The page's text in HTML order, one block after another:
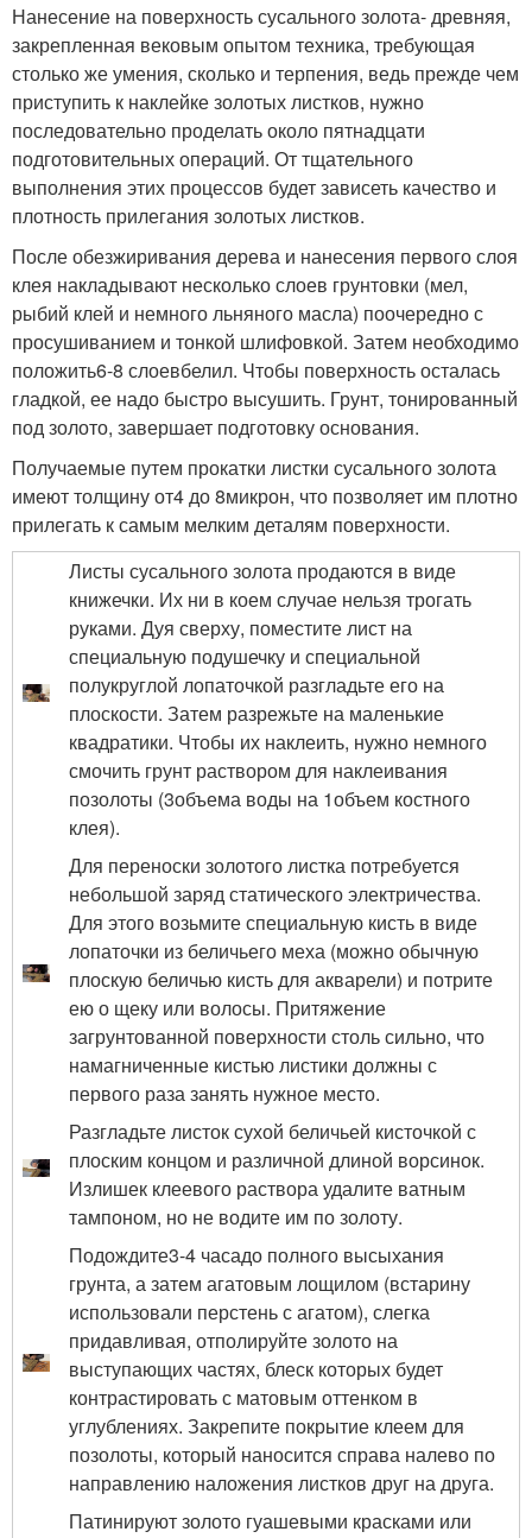
Нанесение на поверхность сусального золота- древняя,
закрепленная вековым опытом техника, требующая
столько же умения, сколько и терпения, ведь прежде чем
приступить к наклейке золотых листков, нужно
последовательно проделать около пятнадцати
подготовительных операций. От тщательного
выполнения этих процессов будет зависеть качество и
плотность прилегания золотых листков.
После обезжиривания дерева и нанесения первого слоя
клея накладывают несколько слоев грунтовки (мел,
рыбий клей и немного льняного масла) поочередно с
просушиванием и тонкой шлифовкой. Затем необходимо
положить6-8 слоевбелил. Чтобы поверхность осталась
гладкой, ее надо быстро высушить. Грунт, тонированный
под золото, завершает подготовку основания.
Получаемые путем прокатки листки сусального золота
имеют толщину от4 до 8микрон, что позволяет им плотно
прилегать к самым мелким деталям поверхности.
Листы сусального золота продаются в виде
книжечки. Их ни в коем случае нельзя трогать
руками. Дуя сверху, поместите лист на
специальную подушечку и специальной
полукруглой лопаточкой разгладьте его на
плоскости. Затем разрежьте на маленькие
квадратики. Чтобы их наклеить, нужно немного
смочить грунт раствором для наклеивания
позолоты (3объема воды на 1объем костного
клея).
Для переноски золотого листка потребуется
небольшой заряд статического электричества.
Для этого возьмите специальную кисть в виде
лопаточки из беличьего меха (можно обычную
плоскую беличью кисть для акварели) и потрите
ею о щеку или волосы. Притяжение
загрунтованной поверхности столь сильно, что
намагниченные кистью листики должны с
первого раза занять нужное место.
Разгладьте листок сухой беличьей кисточкой с
плоским концом и различной длиной ворсинок.
Излишек клеевого раствора удалите ватным
тампоном, но не водите им по золоту.
Подождите3-4 часадо полного высыхания
грунта, а затем агатовым лощилом (встарину
использовали перстень с агатом), слегка
придавливая, отполируйте золото на
выступающих частях, блеск которых будет
контрастировать с матовым оттенком в
углублениях. Закрепите покрытие клеем для
позолоты, который наносится справа налево по
направлению наложения листков друг на друга.
Патинируют золото гуашевыми красками или